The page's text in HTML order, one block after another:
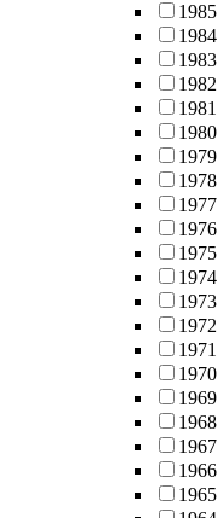
1985
1984
1983
1982
1981
1980
1979
1978
1977
1976
1975
1974
1973
1972
1971
1970
1969
1968
1967
1966
1965